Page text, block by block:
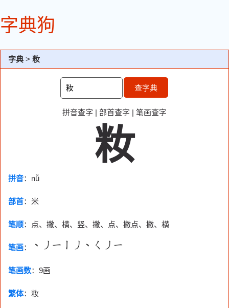
字典狗
字典 > 籹
查字典
拼音查字 | 部首查字 | 笔画查字
籹
拼音：nǚ
部首： 米
笔顺：点、撇、横、竖、撇、点、撇点、撇、横
笔画：
笔画数： 9画
繁体：籹